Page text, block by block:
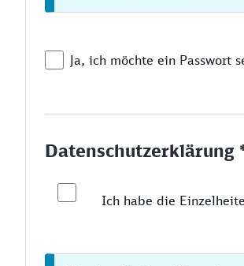
Ja, ich möchte ein Passwort
Datenschutzerklärung
Ich habe die